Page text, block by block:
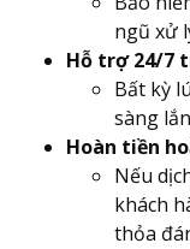
ngũ xử
Hỗ trợ 24/7
Bất kỳ
sàng
Hoàn tiền
Nếu
khách
thỏa